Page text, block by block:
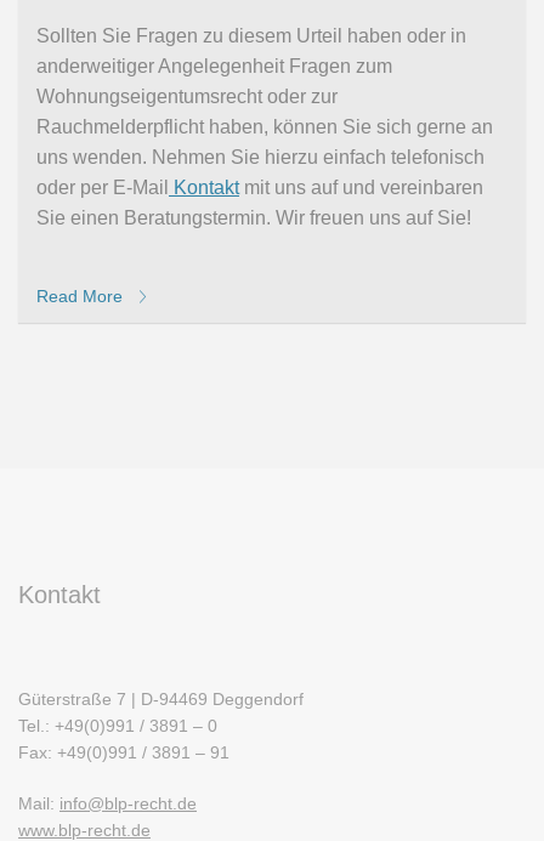
Sollten Sie Fragen zu diesem Urteil haben oder in
anderweitiger Angelegenheit Fragen zum
Wohnungseigentumsrecht oder zur
Rauchmelderpflicht haben, können Sie sich gerne an
uns wenden. Nehmen Sie hierzu einfach telefonisch
oder per E-Mail
Kontaktmit uns auf und vereinbaren
Sie einen Beratungstermin. Wir freuen uns auf Sie!
Read More
Kontakt
Güterstraße 7 | D-94469 Deggendorf
Tel.: +49(0)991 / 3891 – 0
Fax: +49(0)991 / 3891 – 91
Mail: info@blp-recht.de
www.blp-recht.de